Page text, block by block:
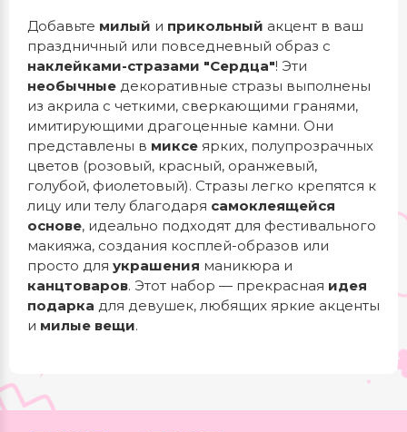
Добавьте милый и прикольный акцент в ваш
праздничный или повседневный образ с
наклейками-стразами "Сердца"! Эти
необычные декоративные стразы выполнены
из акрила с четкими, сверкающими гранями,
имитирующими драгоценные камни. Они
представлены в миксе ярких, полупрозрачных
цветов (розовый, красный, оранжевый,
голубой, фиолетовый). Стразы легко крепятся к
лицу или телу благодаря самоклеящейся
основе, идеально подходят для фестивального
макияжа, создания косплей-образов или
просто для украшения маникюра и
канцтоваров. Этот набор — прекрасная идея
подарка для девушек, любящих яркие акценты
и милые вещи.